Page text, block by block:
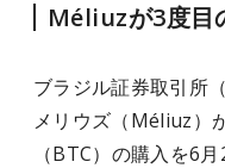
Méliuzが3度目
ブラジル証券取引所
メリウズ（Méliuz）
（BTC）の購入を6